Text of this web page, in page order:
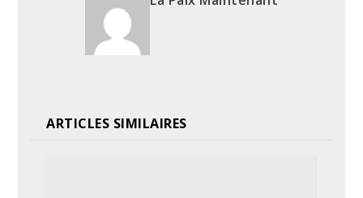
ARTICLES SIMILAIRES